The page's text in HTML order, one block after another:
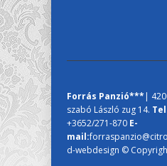
Forrás Panzió*** |
szabó László zug 14.
+3652/271-870 E-
mail:
d-webdesign ©